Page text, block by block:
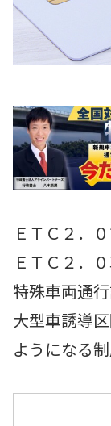
ＥＴＣ２．
ＥＴＣ２．
特殊車両通
大型車誘導
ようになる